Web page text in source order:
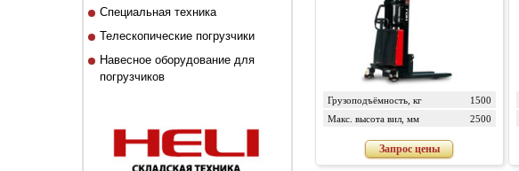
Специальная техника
Телескопические погрузчики
Навесное оборудование для
погрузчиков
Грузоподъёмность, кг
1500
Макс. высота вил, мм
2500
Запрос цены